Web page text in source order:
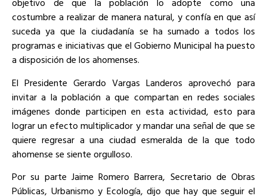
costumbre a realizar de manera natural, y confía en que así
suceda ya que la ciudadanía se ha sumado a todos los
programas e iniciativas que el Gobierno Municipal ha puesto
a disposición de los ahomenses.
El Presidente Gerardo Vargas Landeros aprovechó para
invitar a la población a que compartan en redes sociales
imágenes donde participen en esta actividad, esto para
lograr un efecto multiplicador y mandar una señal de que se
quiere regresar a una ciudad esmeralda de la que todo
ahomense se siente orgulloso.
Por su parte Jaime Romero Barrera, Secretario de Obras
Públicas, Urbanismo y Ecología, dijo que hay que seguir el